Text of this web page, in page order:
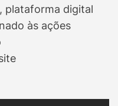
plataforma digital
às ações